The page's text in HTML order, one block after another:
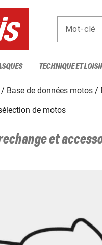
Mot-clé
TECHNIQUE ET
Base de données motos
de motos
et